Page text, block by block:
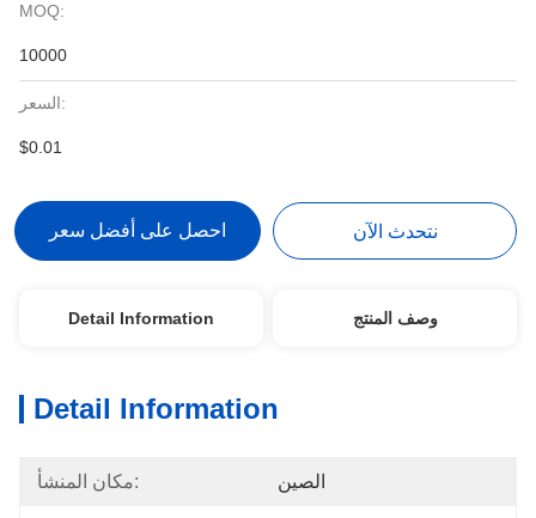
MOQ:
10000
السعر:
$0.01
احصل على أفضل سعر نتحدث الآن
Detail Information وصف المنتج
Detail Information
مكان المنشأ: الصين